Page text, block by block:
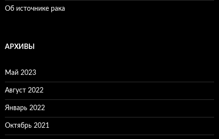
Об источнике рака
АРХИВЫ
Май 2023
Август 2022
Январь 2022
Октябрь 2021